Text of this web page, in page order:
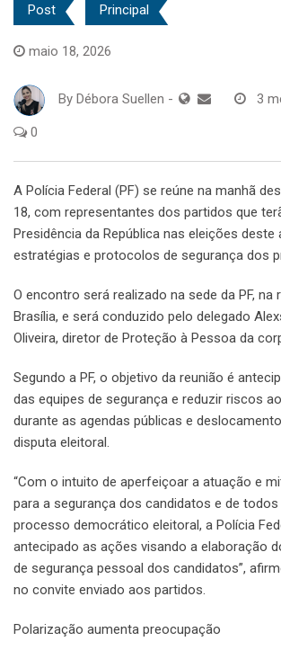
Post Principal
maio 18, 2026
By Débora Suellen - 3
0
A Polícia Federal (PF) se reúne na manhã
18, com representantes dos partidos que
Presidência da República nas eleições deste
estratégias e protocolos de segurança dos
O encontro será realizado na sede da PF, na
Brasília, e será conduzido pelo delegado
Oliveira, diretor de Proteção à Pessoa da
Segundo a PF, o objetivo da reunião é
das equipes de segurança e reduzir riscos
durante as agendas públicas e
disputa eleitoral.
“Com o intuito de aperfeiçoar a atuação e
para a segurança dos candidatos e de
processo democrático eleitoral, a Polícia
antecipado as ações visando a elaboração
de segurança pessoal dos candidatos”,
no convite enviado aos partidos.
Polarização aumenta preocupação